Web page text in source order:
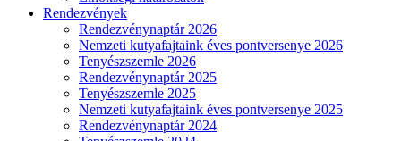
Rendezvények
Rendezvénynaptár 2026
Nemzeti kutyafajtaink éves pontversenye 2026
Tenyészszemle 2026
Rendezvénynaptár 2025
Tenyészszemle 2025
Nemzeti kutyafajtaink éves pontversenye 2025
Rendezvénynaptár 2024